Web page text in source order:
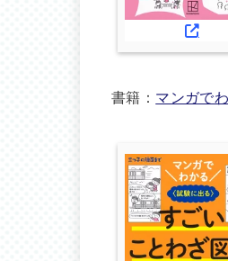
書籍： マンガで